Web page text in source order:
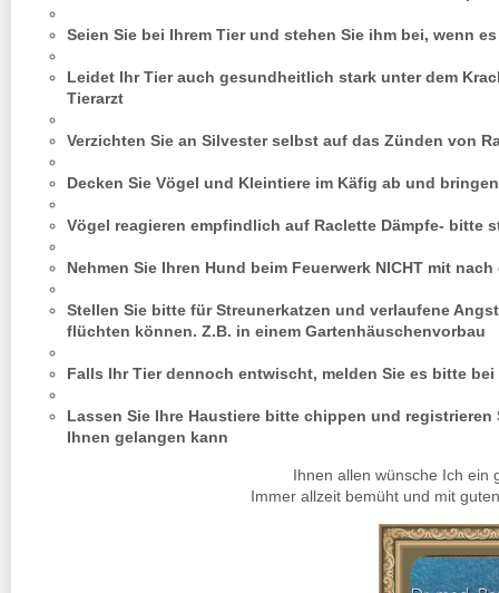
Seien Sie bei Ihrem Tier und stehen Sie ihm bei, wenn
Leidet Ihr Tier auch gesundheitlich stark unter dem
Tierarzt
Verzichten Sie an Silvester selbst auf das Zünden von
Decken Sie Vögel und Kleintiere im Käfig ab und
Vögel reagieren empfindlich auf Raclette Dämpfe- bitte
Nehmen Sie Ihren Hund beim Feuerwerk NICHT mit
Stellen Sie bitte für Streunerkatzen und verlaufene
flüchten können. Z.B. in einem Gartenhäuschenvorbau
Falls Ihr Tier dennoch entwischt, melden Sie es bitte bei
Lassen Sie Ihre Haustiere bitte chippen und registrieren
Ihnen gelangen kann
Ihnen allen wünsche Ich ein
Immer allzeit bemüht und mit